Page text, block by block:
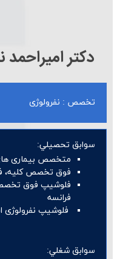
دكتر
تخصص : نفرولوژی
سوابق تحصيلي:
متخصص بیماری
فوق تخصص کلیه،
فلوشیپ فوق
فرانسه
فلوشیپ نفرولوژی
سوابق شغلي: